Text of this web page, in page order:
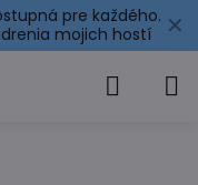
✕
pre každého.
mojich hostí